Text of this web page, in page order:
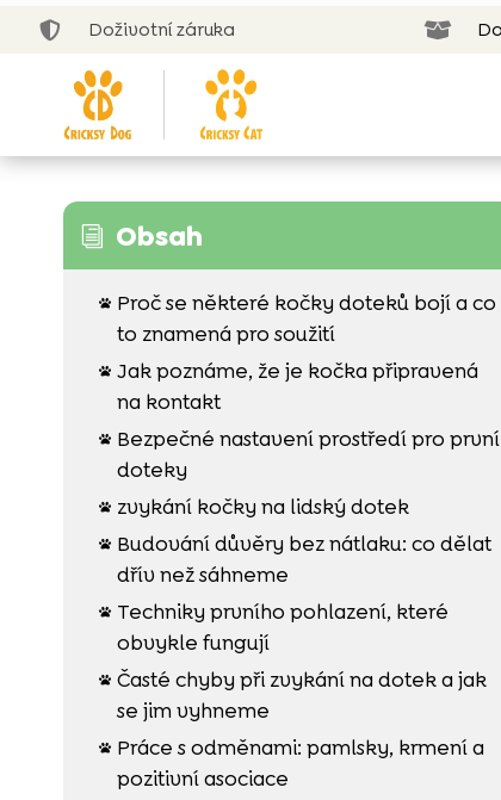
 Doživotní záruka 
i Obsah

Proč se některé kočky doteků bojí a co
to znamená pro soužití
 Jak poznáme, že je kočka připravená
na kontakt

Bezpečné nastavení prostředí pro první
doteky
 zvykání kočky na lidský dotek

Budování důvěry bez nátlaku: co dělat
dřív než sáhneme

Techniky prvního pohlazení, které
obvykle fungují
 Časté chyby při zvykání na dotek a jak
se jim vyhneme

Práce s odměnami: pamlsky, krmení a
pozitivní asociace